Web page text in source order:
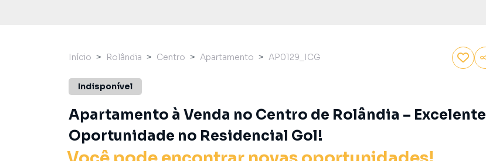
Início Rolândia Centro Apartamento AP0129_ICG
Indisponível
Apartamento à Venda no Centro de Rolândia – Excelente
Oportunidade no Residencial Gol!